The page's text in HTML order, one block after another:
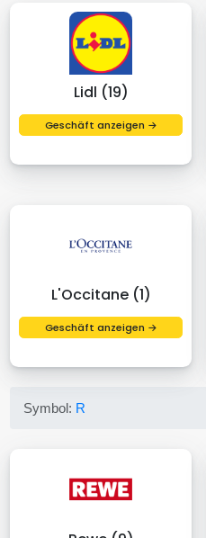
Lidl (19)
Geschäft anzeigen →
L'Occitane (1)
Geschäft anzeigen →
Symbol: R